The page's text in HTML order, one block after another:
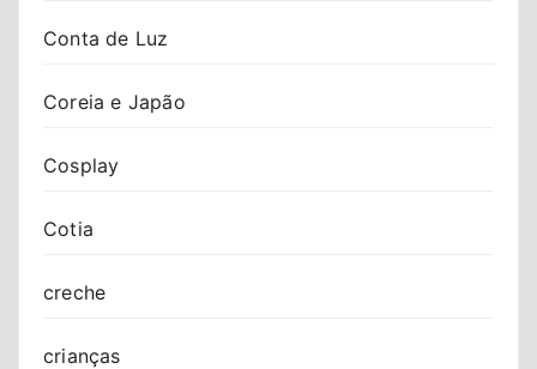
Conta de Luz
Coreia e Japão
Cosplay
Cotia
creche
crianças